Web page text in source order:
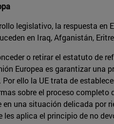
legislativo, la respuesta
en Iraq, Afganistán,
o retirar el estatuto de
Europea es garantizar
ello la UE trata de
sobre el proceso completo
en una situación delicada por
les aplica el principio de no